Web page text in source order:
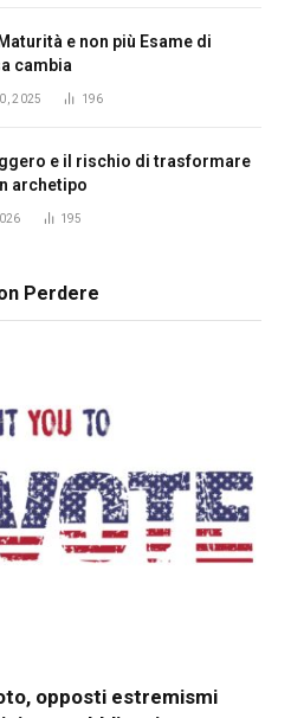
e non più Esame di
cambia
2025 196
e il rischio di trasformare
archetipo
195
Perdere
opposti estremismi